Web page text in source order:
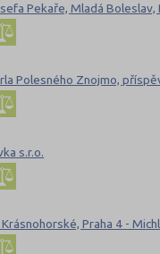
Pekaře, Mladá Boleslav,
Polesného Znojmo,
s.r.o.
Praha 4 -